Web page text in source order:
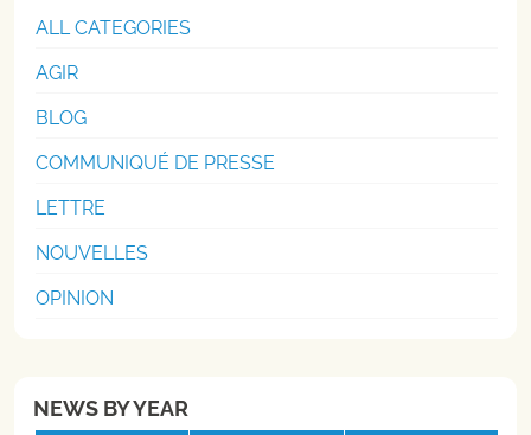
ALL CATEGORIES
AGIR
BLOG
COMMUNIQUÉ DE PRESSE
LETTRE
NOUVELLES
OPINION
NEWS BY YEAR